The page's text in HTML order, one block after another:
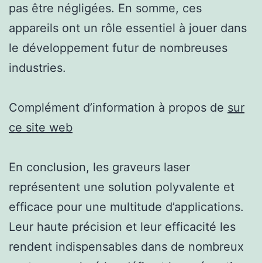
pas être négligées. En somme, ces
appareils ont un rôle essentiel à jouer dans
le développement futur de nombreuses
industries.
Complément d’information à propos de sur
ce site web
En conclusion, les graveurs laser
représentent une solution polyvalente et
efficace pour une multitude d’applications.
Leur haute précision et leur efficacité les
rendent indispensables dans de nombreux